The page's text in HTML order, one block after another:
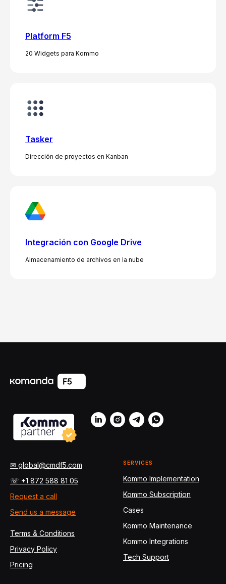
Platform F5
20 Widgets para Kommo
Tasker
Dirección de proyectos en Kanban
Integración con Google Drive
Almacenamiento de archivos en la nube
✉ global@cmdf5.com
☏ +1 872 588 81 05
Request a call
Send us a message
Terms & Conditions
Privacy Policy
Pricing
SERVICES
Kommo Implementation
Kommo Subscription
Cases
Kommo Maintenance
Kommo Integrations
Tech Support